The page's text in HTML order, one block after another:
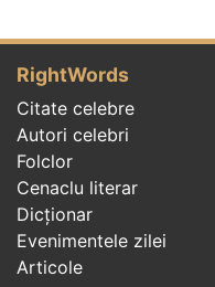
RightWords
Citate celebre
Autori celebri
Folclor
Cenaclu literar
Dicționar
Evenimentele zilei
Articole